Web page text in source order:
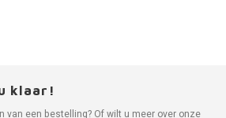
klaar!
van een bestelling? Of wilt u meer over onze